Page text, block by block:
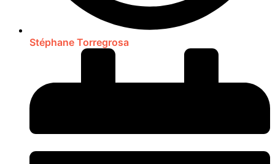
Stéphane Torregrosa